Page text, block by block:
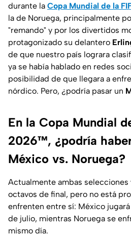
durante la Copa Mundial de la
la de Noruega, principalmente
"remando" y por los divertidos
protagonizado su delantero
de que nuestro país lograra
ya se había hablado en redes
posibilidad de que llegara a
nórdico. Pero, ¿podría pasar un
En la Copa Mundial
2026™, ¿podría
México vs. Noruega?
Actualmente ambas selecciones
octavos de final, pero no está
enfrenten entre sí: México
de julio, mientras Noruega se
mismo día.